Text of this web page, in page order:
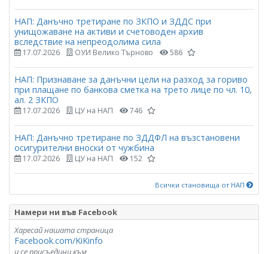
НАП: Данъчно третиране по ЗКПО и ЗДДС при
унищожаване на активи и счетоводен архив
вследствие на непреодолима сила
17.07.2026 ОУИ Велико Търново 586
НАП: Признаване за данъчни цели на разход за гориво
при плащане по банкова сметка на трето лице по чл. 10,
ал. 2 ЗКПО
17.07.2026 ЦУ на НАП 746
НАП: Данъчно третиране по ЗДДФЛ на възстановени
осигурителни вноски от чужбина
17.07.2026 ЦУ на НАП 152
Всички становища от НАП
Намери ни във Facebook
Харесай нашата страница
Facebook.com/KiKinfo
и се присъедини към